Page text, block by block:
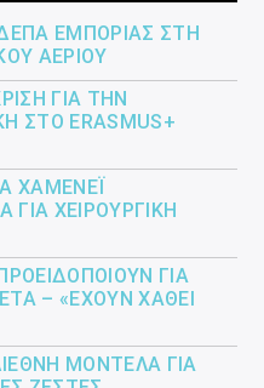
ΕΜΠΟΡΊΑΣ ΣΤΗ
ΑΕΡΊΟΥ
ΓΙΑ ΤΗΝ
ΣΤΟ ERASMUS+
ΧΑΜΕΝΕΪ́
ΧΕΙΡΟΥΡΓΙΚΉ
ΓΙΑ
– «ΈΧΟΥΝ ΧΑΘΕΊ
ΜΟΝΤΈΛΑ ΓΙΑ